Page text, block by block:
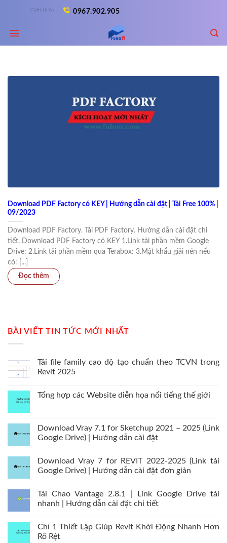
content
Giới thiệu 0967.902.905
Download PDF Factory có KEY | Hướng dẫn cài đặt | Tải Free 100% |
09/2023
Download PDF Factory. Tải PDF Factory. Hướng dẫn cài đặt chi
tiết. Download PDF Factory có KEY 1.Link tải phần mềm Google
Drive: 2.Link tải phần mềm qua Terabox: 3.Mật khẩu giải nén nếu
có: [...]
BÀI VIẾT TIN TỨC MỚI NHẤT
Tải file family cao độ tạo chuẩn theo TCVN trong
Revit 2025
Tổng hợp các Website diễn họa nổi tiếng thế giới
Download Vray 7.1 for Sketchup 2021 – 2025 (Link
Google Drive) | Hướng dẫn cài đặt
Download Vray 7 for REVIT 2022-2025 (Link tải
Google Drive) | Hướng dẫn cài đặt đơn giản
Tải Chao Vantage 2.8.1 | Link Google Drive tải
nhanh | Hướng dẫn cài đặt chi tiết
Chỉ 1 Thiết Lập Giúp Revit Khởi Động Nhanh Hơn
Rõ Rệt